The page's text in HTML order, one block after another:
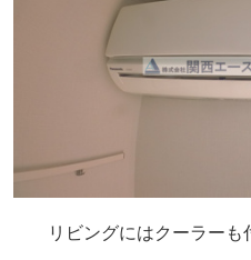
リビングにはクーラー